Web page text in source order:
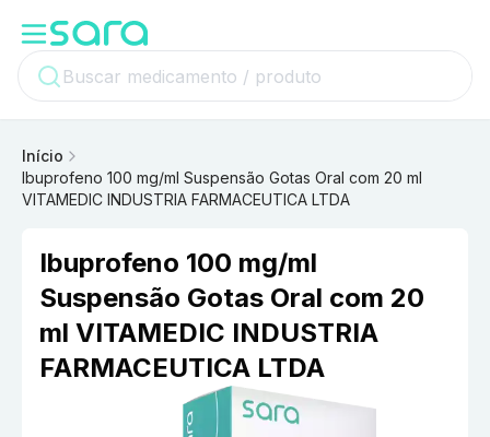
Início
Ibuprofeno 100 mg/ml Suspensão Gotas Oral com 20 ml
VITAMEDIC INDUSTRIA FARMACEUTICA LTDA
Ibuprofeno 100 mg/ml
Suspensão Gotas Oral com 20
ml VITAMEDIC INDUSTRIA
FARMACEUTICA LTDA